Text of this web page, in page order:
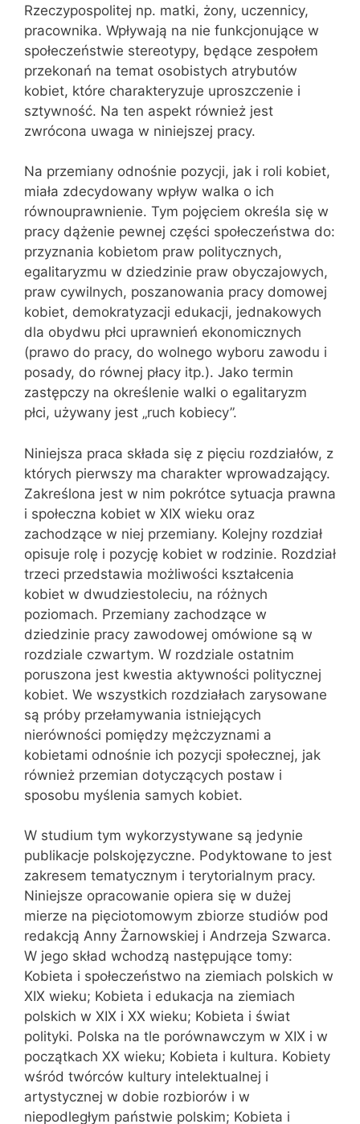
Rzeczypospolitej np. matki, żony, uczennicy,
pracownika. Wpływają na nie funkcjonujące w
społeczeństwie stereotypy, będące zespołem
przekonań na temat osobistych atrybutów
kobiet, które charakteryzuje uproszczenie i
sztywność. Na ten aspekt również jest
zwrócona uwaga w niniejszej pracy.
Na przemiany odnośnie pozycji, jak i roli kobiet,
miała zdecydowany wpływ walka o ich
równouprawnienie. Tym pojęciem określa się w
pracy dążenie pewnej części społeczeństwa do:
przyznania kobietom praw politycznych,
egalitaryzmu w dziedzinie praw obyczajowych,
praw cywilnych, poszanowania pracy domowej
kobiet, demokratyzacji edukacji, jednakowych
dla obydwu płci uprawnień ekonomicznych
(prawo do pracy, do wolnego wyboru zawodu i
posady, do równej płacy itp.). Jako termin
zastępczy na określenie walki o egalitaryzm
płci, używany jest „ruch kobiecy”.
Niniejsza praca składa się z pięciu rozdziałów, z
których pierwszy ma charakter wprowadzający.
Zakreślona jest w nim pokrótce sytuacja prawna
i społeczna kobiet w XIX wieku oraz
zachodzące w niej przemiany. Kolejny rozdział
opisuje rolę i pozycję kobiet w rodzinie. Rozdział
trzeci przedstawia możliwości kształcenia
kobiet w dwudziestoleciu, na różnych
poziomach. Przemiany zachodzące w
dziedzinie pracy zawodowej omówione są w
rozdziale czwartym. W rozdziale ostatnim
poruszona jest kwestia aktywności politycznej
kobiet. We wszystkich rozdziałach zarysowane
są próby przełamywania istniejących
nierówności pomiędzy mężczyznami a
kobietami odnośnie ich pozycji społecznej, jak
również przemian dotyczących postaw i
sposobu myślenia samych kobiet.
W studium tym wykorzystywane są jedynie
publikacje polskojęzyczne. Podyktowane to jest
zakresem tematycznym i terytorialnym pracy.
Niniejsze opracowanie opiera się w dużej
mierze na pięciotomowym zbiorze studiów pod
redakcją Anny Żarnowskiej i Andrzeja Szwarca.
W jego skład wchodzą następujące tomy:
Kobieta i społeczeństwo na ziemiach polskich w
XIX wieku; Kobieta i edukacja na ziemiach
polskich w XIX i XX wieku; Kobieta i świat
polityki. Polska na tle porównawczym w XIX i w
początkach XX wieku; Kobieta i kultura. Kobiety
wśród twórców kultury intelektualnej i
artystycznej w dobie rozbiorów i w
niepodległym państwie polskim; Kobieta i